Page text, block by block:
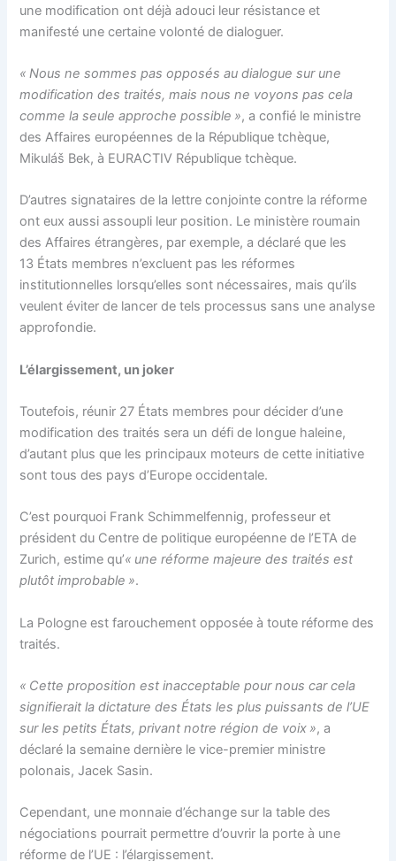
une modification ont déjà adouci leur résistance et
manifesté une certaine volonté de dialoguer.
« Nous ne sommes pas opposés au dialogue sur une
modification des traités, mais nous ne voyons pas cela
comme la seule approche possible », a confié le ministre
des Affaires européennes de la République tchèque,
Mikuláš Bek, à EURACTIV République tchèque.
D’autres signataires de la lettre conjointe contre la réforme
ont eux aussi assoupli leur position. Le ministère roumain
des Affaires étrangères, par exemple, a déclaré que les
13 États membres n’excluent pas les réformes
institutionnelles lorsqu’elles sont nécessaires, mais qu’ils
veulent éviter de lancer de tels processus sans une analyse
approfondie.
L’élargissement, un joker
Toutefois, réunir 27 États membres pour décider d’une
modification des traités sera un défi de longue haleine,
d’autant plus que les principaux moteurs de cette initiative
sont tous des pays d’Europe occidentale.
C’est pourquoi Frank Schimmelfennig, professeur et
président du Centre de politique européenne de l’ETA de
Zurich, estime qu’« une réforme majeure des traités est
plutôt improbable ».
La Pologne est farouchement opposée à toute réforme des
traités.
« Cette proposition est inacceptable pour nous car cela
signifierait la dictature des États les plus puissants de l’UE
sur les petits États, privant notre région de voix », a
déclaré la semaine dernière le vice-premier ministre
polonais, Jacek Sasin.
Cependant, une monnaie d’échange sur la table des
négociations pourrait permettre d’ouvrir la porte à une
réforme de l’UE : l’élargissement.